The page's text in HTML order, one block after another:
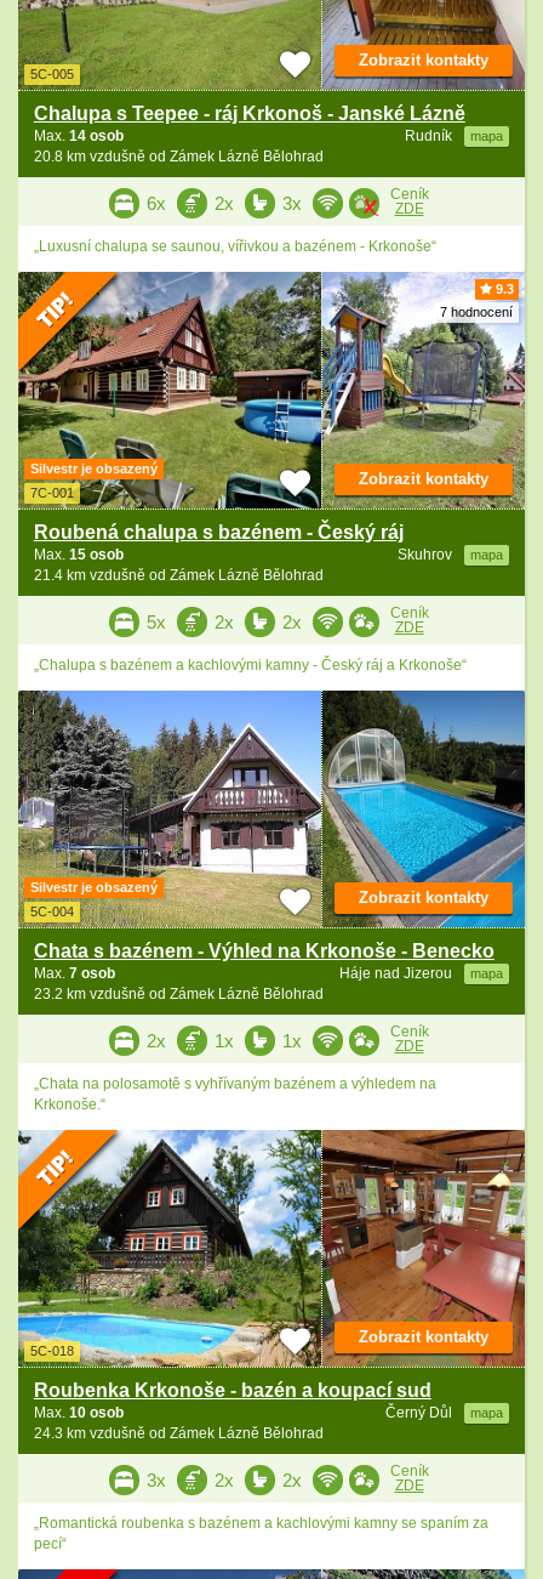
5C-005
Chalupa s Teepee - ráj Krkonoš - Janské Lázně
Rudník mapa
Max. 14 osob
20.8 km vzdušně od Zámek Lázně Bělohrad
Zobrazit kontakty
6x 2x 3x
Ceník
ZDE
„Luxusní chalupa se saunou, vířivkou a bazénem - Krkonoše“
9.3
7 hodnocení
Silvestr je obsazený
7C-001
Roubená chalupa s bazénem - Český ráj
Skuhrov mapa
Max. 15 osob
21.4 km vzdušně od Zámek Lázně Bělohrad
Zobrazit kontakty
5x 2x 2x
Ceník
ZDE
„Chalupa s bazénem a kachlovými kamny - Český ráj a Krkonoše“
Silvestr je obsazený
5C-004
Chata s bazénem - Výhled na Krkonoše - Benecko
Háje nad Jizerou mapa
Max. 7 osob
23.2 km vzdušně od Zámek Lázně Bělohrad
Zobrazit kontakty
2x 1x 1x
Ceník
ZDE
„Chata na polosamotě s vyhřívaným bazénem a výhledem na
Krkonoše.“
5C-018
Roubenka Krkonoše - bazén a koupací sud
Černý Důl mapa
Max. 10 osob
24.3 km vzdušně od Zámek Lázně Bělohrad
Zobrazit kontakty
3x 2x 2x
Ceník
ZDE
„Romantická roubenka s bazénem a kachlovými kamny se spaním za
pecí“